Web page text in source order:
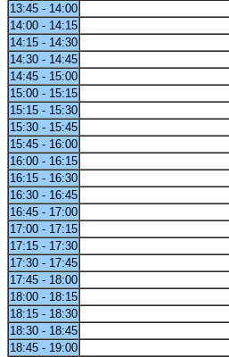
13:45 - 14:00
14:00 - 14:15
14:15 - 14:30
14:30 - 14:45
14:45 - 15:00
15:00 - 15:15
15:15 - 15:30
15:30 - 15:45
15:45 - 16:00
16:00 - 16:15
16:15 - 16:30
16:30 - 16:45
16:45 - 17:00
17:00 - 17:15
17:15 - 17:30
17:30 - 17:45
17:45 - 18:00
18:00 - 18:15
18:15 - 18:30
18:30 - 18:45
18:45 - 19:00